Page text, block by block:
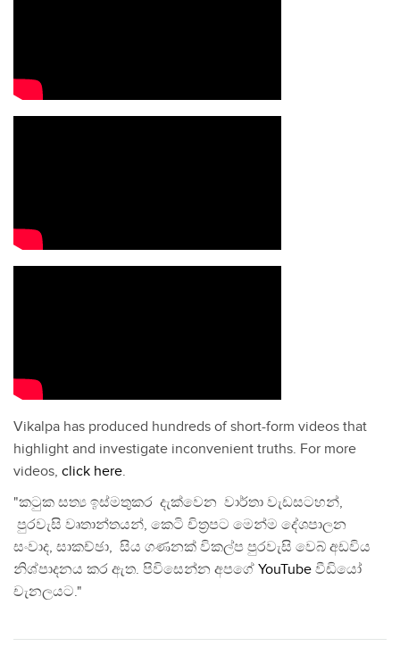
Vikalpa has produced hundreds of short-form videos that
highlight and investigate inconvenient truths. For more
videos, click here.
"කටුක සත්‍ය ඉස්මතුකර දැක්වෙන වාර්තා වැඩසටහන්,
පුරවැසි වෘතාන්තයන්, කෙටි චිත්‍රපට මෙන්ම දේශපාලන
සංවාද, සාකච්ඡා, සිය ගණනක් විකල්ප පුරවැසි වෙබ් අඩවිය
නිශ්පාදනය කර ඇත. පිවිසෙන්න අපගේ YouTube වීඩියෝ
චැනලයට."